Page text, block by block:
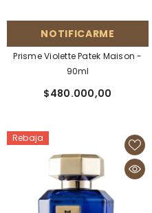
NOTIFICARME
Prisme Violette Patek Maison -
90ml
$480.000,00
Rebaja